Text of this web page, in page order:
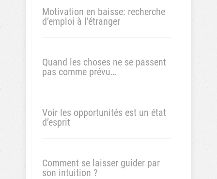
Motivation en baisse: recherche
d’emploi à l’étranger
Quand les choses ne se passent
pas comme prévu…
Voir les opportunités est un état
d’esprit
Comment se laisser guider par
son intuition ?